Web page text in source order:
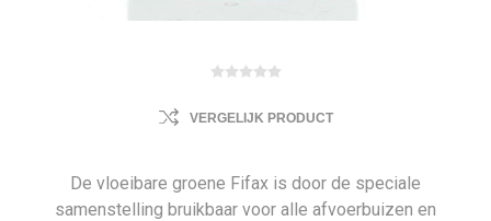
VERGELIJK PRODUCT
De vloeibare groene Fifax is door de speciale
samenstelling bruikbaar voor alle afvoerbuizen en